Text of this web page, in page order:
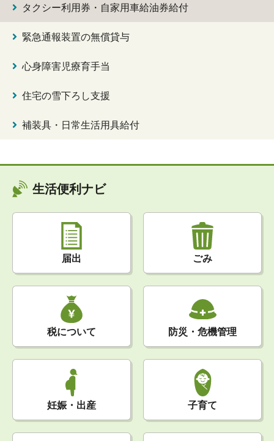
タクシー利用券・自家用車給油券給付
緊急通報装置の無償貸与
心身障害児療育手当
住宅の雪下ろし支援
補装具・日常生活用具給付
生活便利ナビ
届出 ごみ
税について 防災・危機管理
妊娠・出産 子育て